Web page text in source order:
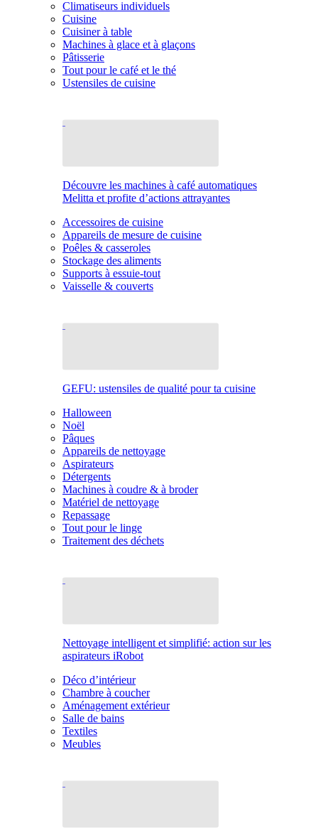
Climatiseurs individuels
Cuisine
Cuisiner à table
Machines à glace et à glaçons
Pâtisserie
Tout pour le café et le thé
Ustensiles de cuisine
Découvre les machines à café automatiques
Melitta et profite d’actions attrayantes
Accessoires de cuisine
Appareils de mesure de cuisine
Poêles & casseroles
Stockage des aliments
Supports à essuie-tout
Vaisselle & couverts
GEFU: ustensiles de qualité pour ta cuisine
Halloween
Noël
Pâques
Appareils de nettoyage
Aspirateurs
Détergents
Machines à coudre & à broder
Matériel de nettoyage
Repassage
Tout pour le linge
Traitement des déchets
Nettoyage intelligent et simplifié: action sur les
aspirateurs iRobot
Déco d’intérieur
Chambre à coucher
Aménagement extérieur
Salle de bains
Textiles
Meubles